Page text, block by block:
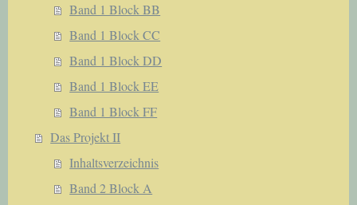
Band 1 Block BB
Band 1 Block CC
Band 1 Block DD
Band 1 Block EE
Band 1 Block FF
Das Projekt II
Inhaltsverzeichnis
Band 2 Block A